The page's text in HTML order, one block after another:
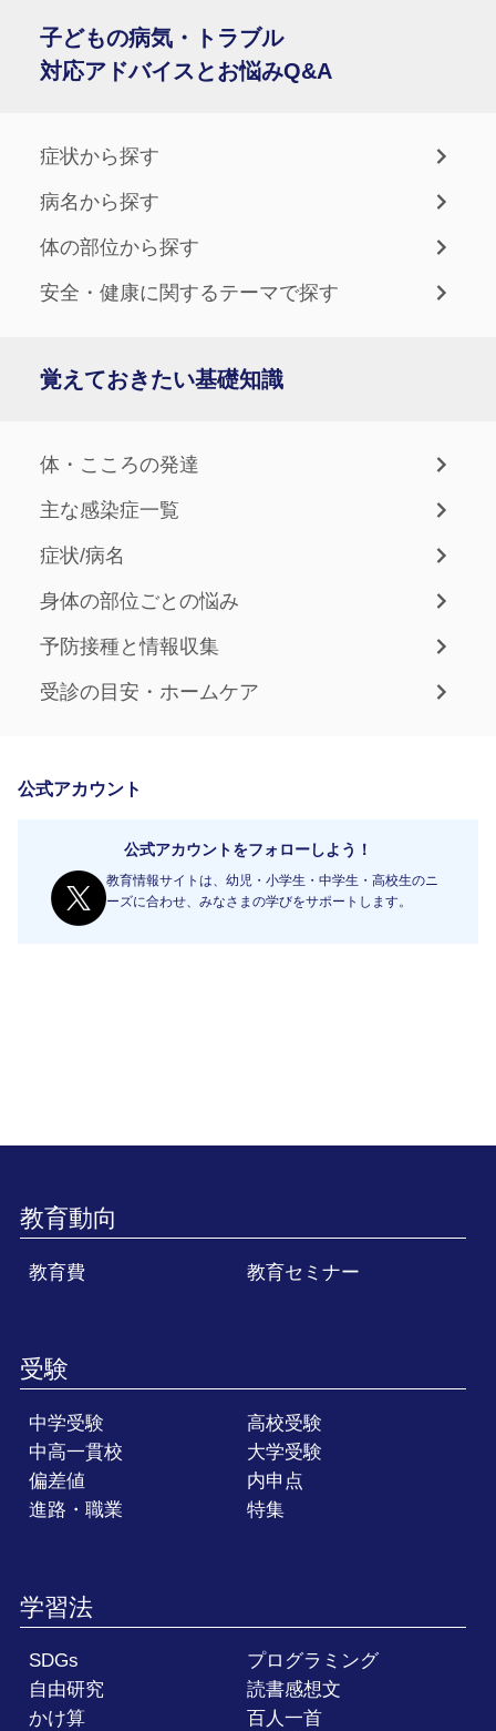
子どもの病気・トラブル
対応アドバイスとお悩みQ&A
症状から探す
病名から探す
体の部位から探す
安全・健康に関するテーマで探す
覚えておきたい基礎知識
体・こころの発達
主な感染症一覧
症状/病名
身体の部位ごとの悩み
予防接種と情報収集
受診の目安・ホームケア
公式アカウント
公式アカウントをフォローしよう！
教育情報サイトは、幼児・小学生・中学生・高校生のニ
ーズに合わせ、みなさまの学びをサポートします。
教育動向
教育費 教育セミナー
受験
中学受験
高校受験
中高一貫校
大学受験
偏差値
内申点
進路・職業
特集
学習法
SDGs
プログラミング
自由研究
読書感想文
かけ算
百人一首